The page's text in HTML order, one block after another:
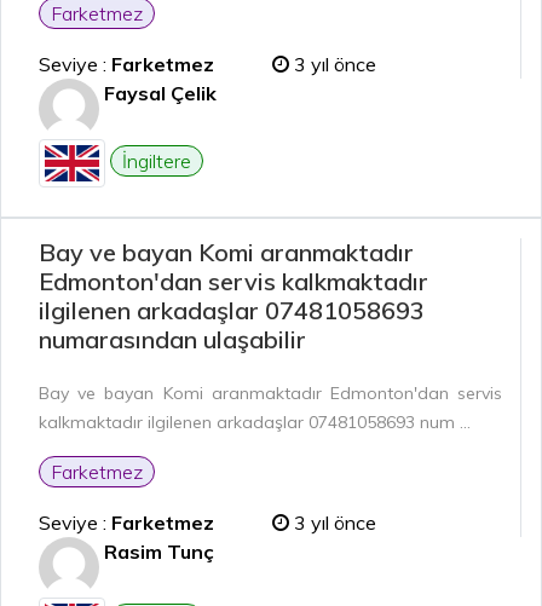
Farketmez
Seviye : Farketmez
3 yıl önce
Faysal Çelik
İngiltere
Bay ve bayan Komi aranmaktadır
Edmonton'dan servis kalkmaktadır
ilgilenen arkadaşlar 07481058693
numarasından ulaşabilir
Bay ve bayan Komi aranmaktadır Edmonton'dan servis
kalkmaktadır ilgilenen arkadaşlar 07481058693 num ...
Farketmez
Seviye : Farketmez
3 yıl önce
Rasim Tunç